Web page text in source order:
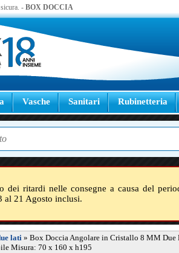
- BOX DOCCIA
Vasche Sanitari Rubinetteria
dei ritardi nelle consegne a causa del
al 21 Agosto inclusi.
lati » Box Doccia Angolare in Cristallo 8 MM Due
Misura: 70 x 160 x h195